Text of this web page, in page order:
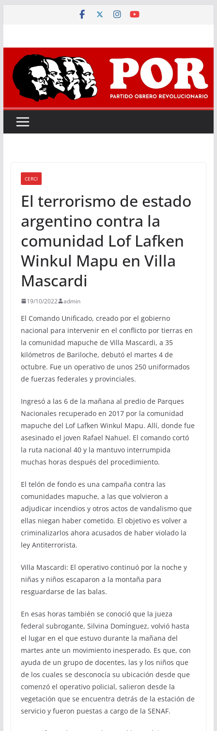
CERCI
El terrorismo de estado
argentino contra la
comunidad Lof Lafken
Winkul Mapu en Villa
Mascardi
19/10/2022 admin
El Comando Unificado, creado por el gobierno
nacional para intervenir en el conflicto por tierras en
la comunidad mapuche de Villa Mascardi, a 35
kilómetros de Bariloche, debutó el martes 4 de
octubre. Fue un operativo de unos 250 uniformados
de fuerzas federales y provinciales.
Ingresó a las 6 de la mañana al predio de Parques
Nacionales recuperado en 2017 por la comunidad
mapuche del Lof Lafken Winkul Mapu. Allí, donde fue
asesinado el joven Rafael Nahuel. El comando cortó
la ruta nacional 40 y la mantuvo interrumpida
muchas horas después del procedimiento.
El telón de fondo es una campaña contra las
comunidades mapuche, a las que volvieron a
adjudicar incendios y otros actos de vandalismo que
ellas niegan haber cometido. El objetivo es volver a
criminalizarlos ahora acusados de haber violado la
ley Antiterrorista.
Villa Mascardi: El operativo continuó por la noche y
niñas y niños escaparon a la montaña para
resguardarse de las balas.
En esas horas también se conoció que la jueza
federal subrogante, Silvina Domínguez, volvió hasta
el lugar en el que estuvo durante la mañana del
martes ante un movimiento inesperado. Es que, con
ayuda de un grupo de docentes, las y los niños que
de los cuales se desconocía su ubicación desde que
comenzó el operativo policial, salieron desde la
vegetación que se encuentra detrás de la estación de
servicio y fueron puestas a cargo de la SENAF.